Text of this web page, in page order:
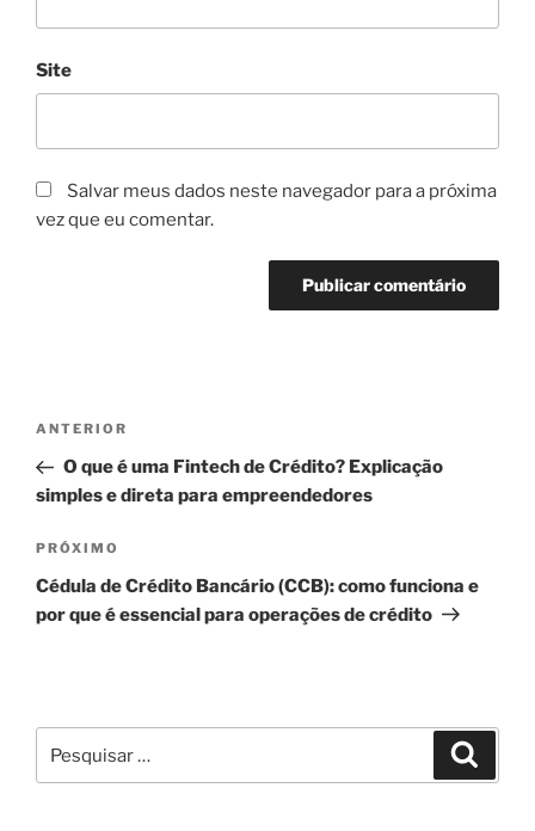
Site
Salvar meus dados neste navegador para a próxima
vez que eu comentar.
Navegação
Post
Post
anterior
ANTERIOR
O que é uma Fintech de Crédito? Explicação
simples e direta para empreendedores
Próximo
post
PRÓXIMO
Cédula de Crédito Bancário (CCB): como funciona e
por que é essencial para operações de crédito
por: